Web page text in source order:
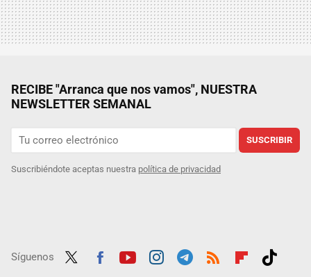
RECIBE "Arranca que nos vamos", NUESTRA
NEWSLETTER SEMANAL
SUSCRIBIR
Suscribiéndote aceptas nuestra política de privacidad
Síguenos